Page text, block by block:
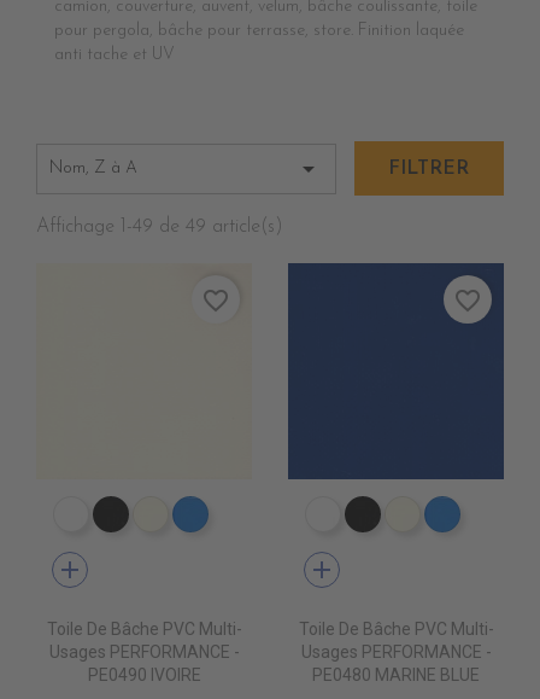
camion, couverture, auvent, velum, bâche coulissante, toile
pour pergola, bâche pour terrasse, store. Finition laquée
anti tache et UV
Nom, Z à A  FILTRER
Affichage 1-49 de 49 article(s)
PE0400 BLANC
PE0440 NOIR
PE0490 IVOIRE
PE0410 BLEU ROYAL
add
Toile De Bâche PVC Multi-
Usages PERFORMANCE -
PE0490 IVOIRE
favorite_border
PE0400 BLANC
PE0440 NOIR
PE0490PE0410
add
Toile De Bâche PVC Multi-
Usages PERFORMANCE -
PE0480 MARINE BLUE
favorite_border